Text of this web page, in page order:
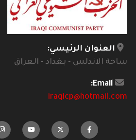
العنوان الرئيسي:
ساحة الاندلس - بغداد - العراق
Email:
iraqicp@hotmail.com